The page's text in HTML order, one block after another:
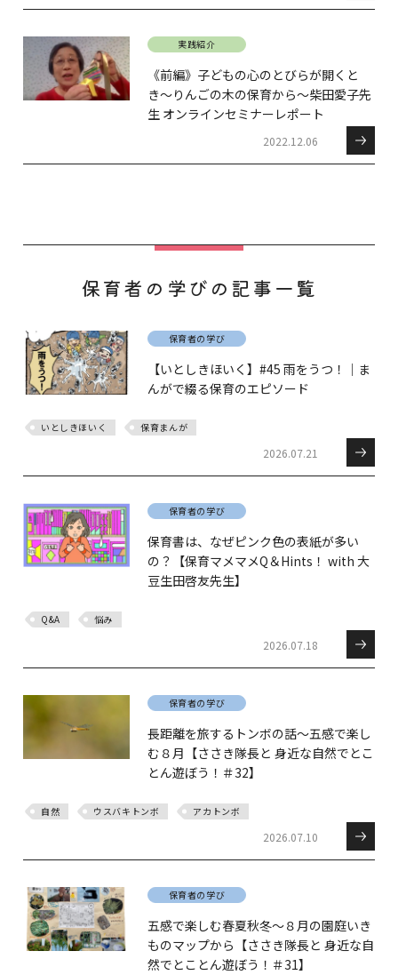
実践紹介
《前編》子どもの心のとびらが開くと
き〜りんごの木の保育から〜柴田愛子先
生 オンラインセミナーレポート
2022.12.06
保育者の学びの記事一覧
保育者の学び
【いとしきほいく】#45 雨をうつ！｜ま
んがで綴る保育のエピソード
いとしきほいく 保育まんが
2026.07.21
保育者の学び
保育書は、なぜピンク色の表紙が多い
の？【保育マメマメQ＆Hints！ with 大
豆生田啓友先生】
Q&A 悩み
2026.07.18
保育者の学び
長距離を旅するトンボの話～五感で楽し
む８月【ささき隊長と 身近な自然でとこ
とん遊ぼう！＃32】
自然 ウスバキトンボ アカトンボ
2026.07.10
保育者の学び
五感で楽しむ春夏秋冬～８月の園庭いき
ものマップから【ささき隊長と 身近な自
然でとことん遊ぼう！＃31】